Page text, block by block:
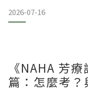
50 小時；研香塾以「學
分換算請以當期課程說
2026-07-16
《NAHA 芳
篇：怎麼考？